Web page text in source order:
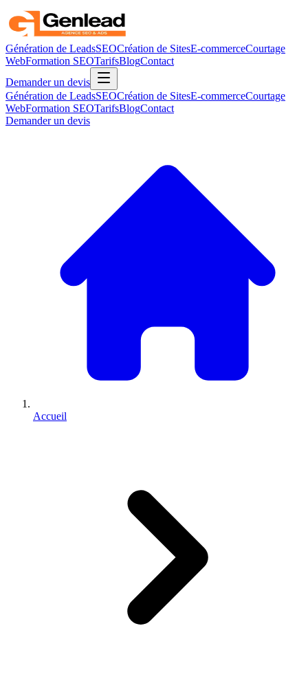
Génération de LeadsSEOCréation de SitesE-commerceCourtage
WebFormation SEOTarifsBlogContact
Demander un devis
Génération de LeadsSEOCréation de SitesE-commerceCourtage
WebFormation SEOTarifsBlogContact
Demander un devis
Accueil